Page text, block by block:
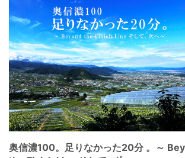
奥信濃100。足りなかった20分 。～